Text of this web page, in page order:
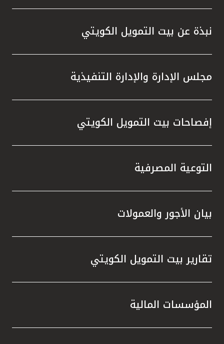
نبذة عن بيت التمويل الكويتي
مجلس الإدارة والإدارة التنفيذية
إفصاحات بيت التمويل الكويتي
التوعية المصرفية
بيان الأجور والعمولات
تقارير بيت التمويل الكويتي
المؤسسات المالية